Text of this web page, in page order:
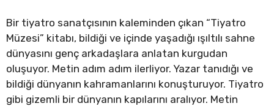
Bir tiyatro sanatçısının kaleminden çıkan “Tiyatro
Müzesi” kitabı, bildiği ve içinde yaşadığı ışıltılı sahne
dünyasını genç arkadaşlara anlatan kurgudan
oluşuyor. Metin adım adım ilerliyor. Yazar tanıdığı ve
bildiği dünyanın kahramanlarını konuşturuyor. Tiyatro
gibi gizemli bir dünyanın kapılarını aralıyor. Metin